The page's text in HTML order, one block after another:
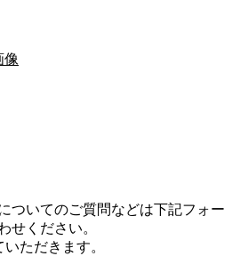
ついてのご質問などは下記フォー
せください。
ただきます。